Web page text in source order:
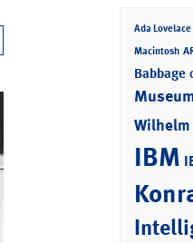
Ada Lovelace
Macintosh
Babbage
IBM